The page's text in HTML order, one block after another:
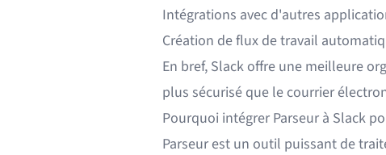
Intégrations avec d'autres
Création de flux de travail
En bref, Slack offre une meilleure
plus sécurisé que le courrier
Pourquoi intégrer Parseur à Slack
Parseurest un outil puissant de